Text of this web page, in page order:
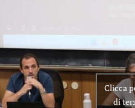
Clicca
di